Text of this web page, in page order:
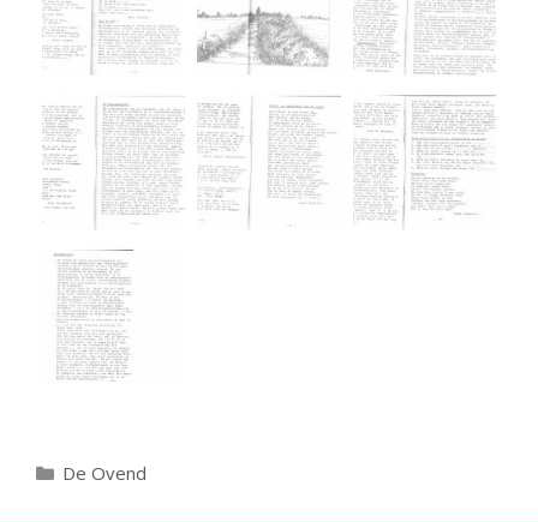
Categorieën
De Ovend